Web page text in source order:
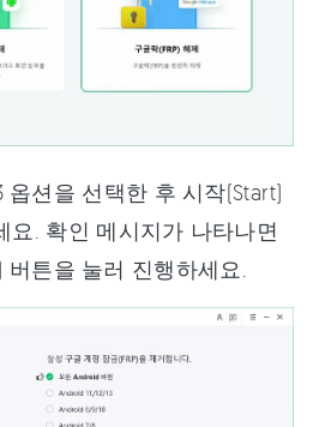
옵션을 선택한 후 시작(Start)
요. 확인 메시지가 나타나면
버튼을 눌러 진행하세요.